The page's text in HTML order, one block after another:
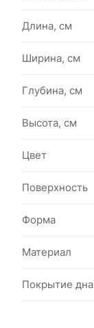
Длина, см
Ширина, см
Глубина, см
Высота, см
Цвет
Поверхность
Форма
Материал
Покрытие дна